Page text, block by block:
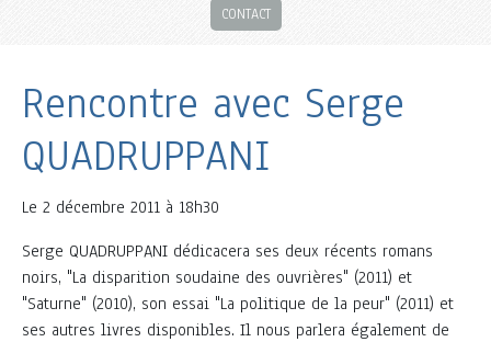
CONTACT
Rencontre avec Serge
QUADRUPPANI
Le 2 décembre 2011 à 18h30
Serge QUADRUPPANI dédicacera ses deux récents romans
noirs, "La disparition soudaine des ouvrières" (2011) et
"Saturne" (2010), son essai "La politique de la peur" (2011) et
ses autres livres disponibles. Il nous parlera également de